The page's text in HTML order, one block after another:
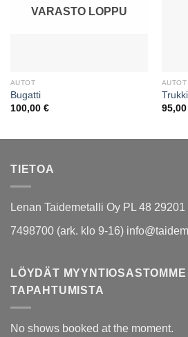
VARASTO LOPPU
AUTOT
Bugatti
100,00 €
AUTOT
Trukki
95,00
TIETOA
Lenan Taidemetalli Oy PL 48
7498700 (ark. klo 9-16)
LÖYDÄT
TAPAHTUMISTA
No shows booked at the moment.